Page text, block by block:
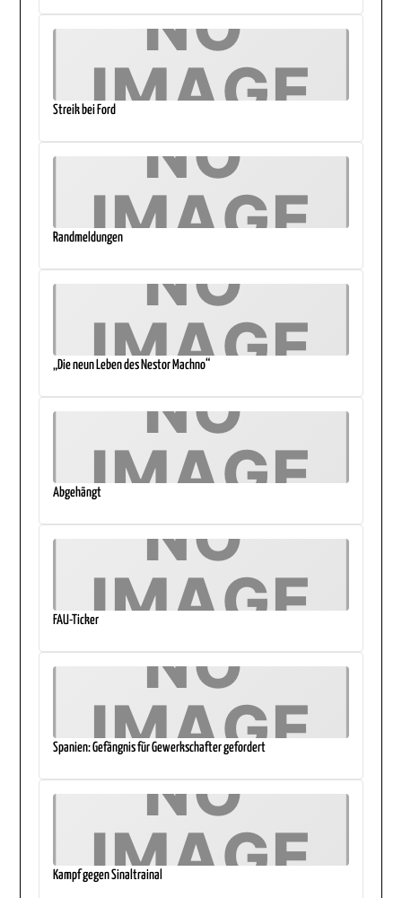
Streik bei Ford
Randmeldungen
„Die neun Leben des Nestor Machno“
Abgehängt
FAU-Ticker
Spanien: Gefängnis für Gewerkschafter gefordert
Kampf gegen Sinaltrainal